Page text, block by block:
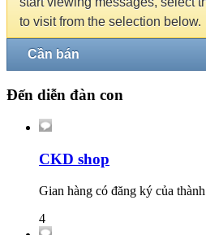
to visit from the selection below.
Cần bán
Đến diễn đàn con
CKD shop
Gian hàng có đăng ký của
4